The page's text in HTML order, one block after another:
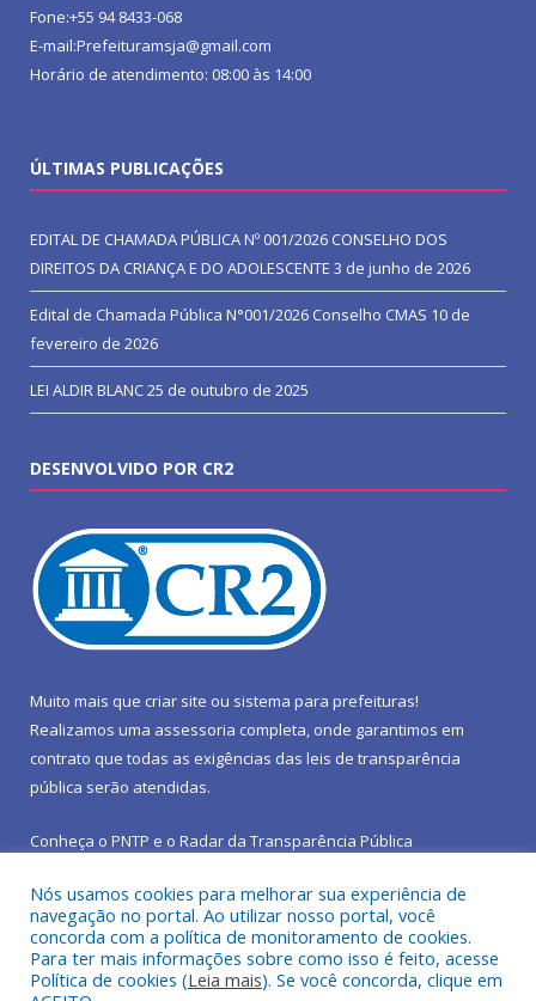
Fone:+55 94 8433-068
E-mail:Prefeituramsja@gmail.com
Horário de atendimento: 08:00 às 14:00
ÚLTIMAS PUBLICAÇÕES
EDITAL DE CHAMADA PÚBLICA Nº 001/2026 CONSELHO DOS
DIREITOS DA CRIANÇA E DO ADOLESCENTE 3 de junho de 2026
Edital de Chamada Pública N°001/2026 Conselho CMAS 10 de
fevereiro de 2026
LEI ALDIR BLANC25 de outubro de 2025
DESENVOLVIDO POR CR2
Muito mais que criar site ou sistema para prefeituras!
Realizamos uma assessoria completa, onde garantimos em
contrato que todas as exigências das leis de transparência
pública serão atendidas.
Conheça o PNTP e o Radar da Transparência Pública
Todos os direitos reservados a Prefeitura Municipal de São João
do Araguaia.
Nós usamos cookies para melhorar sua experiência de
navegação no portal. Ao utilizar nosso portal, você
concorda com a política de monitoramento de cookies.
Para ter mais informações sobre como isso é feito, acesse
Política de cookies (Leia mais). Se você concorda, clique em